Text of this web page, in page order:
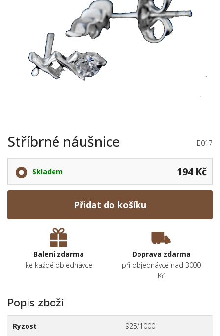
Stříbrné náušnice E017
Skladem 194 Kč
Přidat do košíku
Balení zdarma
ke každé objednávce
Doprava zdarma
při objednávce nad 3000
Kč
Popis zboží
Ryzost 925/1000